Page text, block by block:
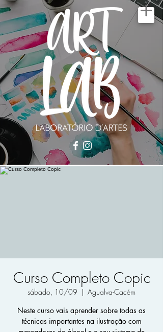
Curso Completo Copic
sábado, 10/09
  |
Agualva-Cacém
Neste curso vais aprender sobre todas as
técnicas importantes na ilustração com